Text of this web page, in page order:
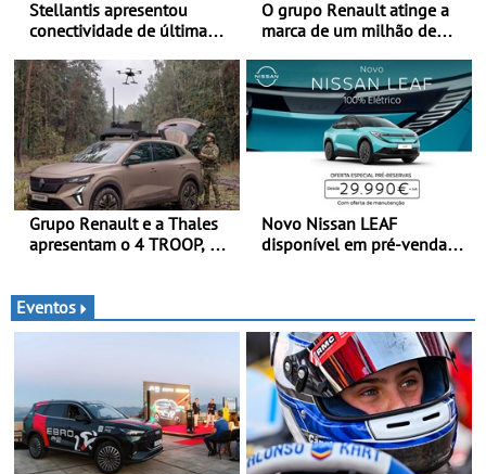
Stellantis apresentou
conectividade de última
Ready™ na Move 2026,
em Londres
O grupo Renault atinge a
marca de um milhão de
in France” desde 2010
Grupo Renault e a Thales
apresentam o 4 TROOP, um
forças terrestres
Novo Nissan LEAF
disponível em pré-venda a
lançamento, os primeiros
clientes beneficiam da
oferta de 3 anos de
manutenção incluída
Eventos